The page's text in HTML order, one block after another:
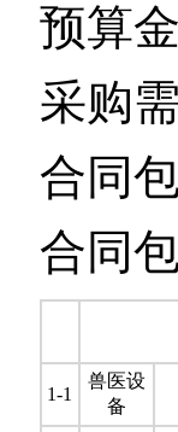
预算
采购
合同
合同
1-1
兽医设
备